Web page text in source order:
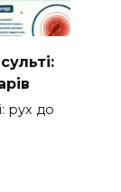
рух до